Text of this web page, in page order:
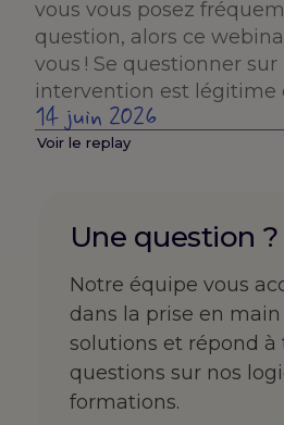
vous vous posez
question, alors ce
vous ! Se questionner sur
intervention est légitime
14 juin 2026
Voir le replay
Une question ?
Notre équipe vous
dans la prise en
solutions et répond à
questions sur nos
formations.